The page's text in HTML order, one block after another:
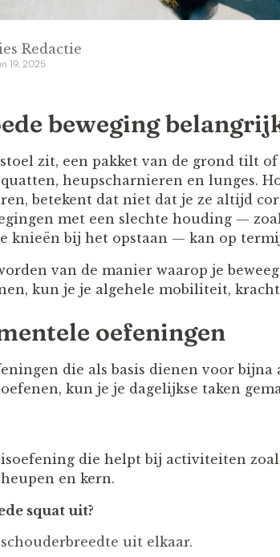
Redactie
19, 2025
beweging
zit, een pakket van de grond tilt
heupscharnieren en lunges.
betekent dat niet dat je ze altijd
met een slechte houding —
knieën bij het opstaan — kan op
van de manier waarop je
kun je je algehele mobiliteit,
oefeningen
die als basis dienen voor bijna
kun je je dagelijkse taken
die helpt bij activiteiten
en kern.
squat uit?
uit elkaar.